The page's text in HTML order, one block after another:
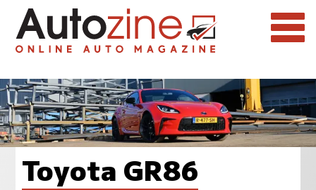
Toyota GR86